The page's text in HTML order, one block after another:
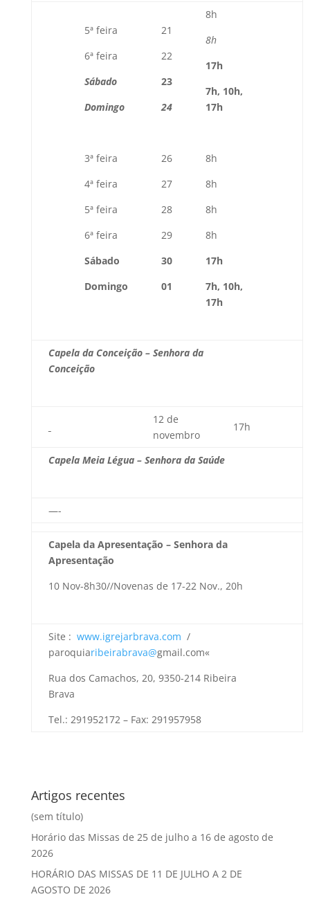
5ª feira
6ª feira
Sábado
Domingo
3ª feira
4ª feira
5ª feira
6ª feira
Sábado
Domingo
21
22
23
24
26
27
28
29
30
01
8h
8h
17h
7h, 10h,
17h
8h
8h
8h
8h
17h
7h, 10h,
17h
Capela da Conceição – Senhora da
Conceição
12 de
novembro
17h
Capela Meia Légua – Senhora da Saúde
—-
Capela da Apresentação – Senhora da
Apresentação
10 Nov-8h30//Novenas de 17-22 Nov., 20h
Site : www.igrejarbrava.com /
paroquiaribeirabrava@gmail.com«
Rua dos Camachos, 20, 9350-214 Ribeira
Brava
Tel.: 291952172 – Fax: 291957958
Artigos recentes
(sem título)
Horário das Missas de 25 de julho a 16 de agosto de
2026
HORÁRIO DAS MISSAS DE 11 DE JULHO A 2 DE
AGOSTO DE 2026